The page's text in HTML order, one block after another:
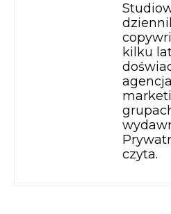
kilku
czyta.